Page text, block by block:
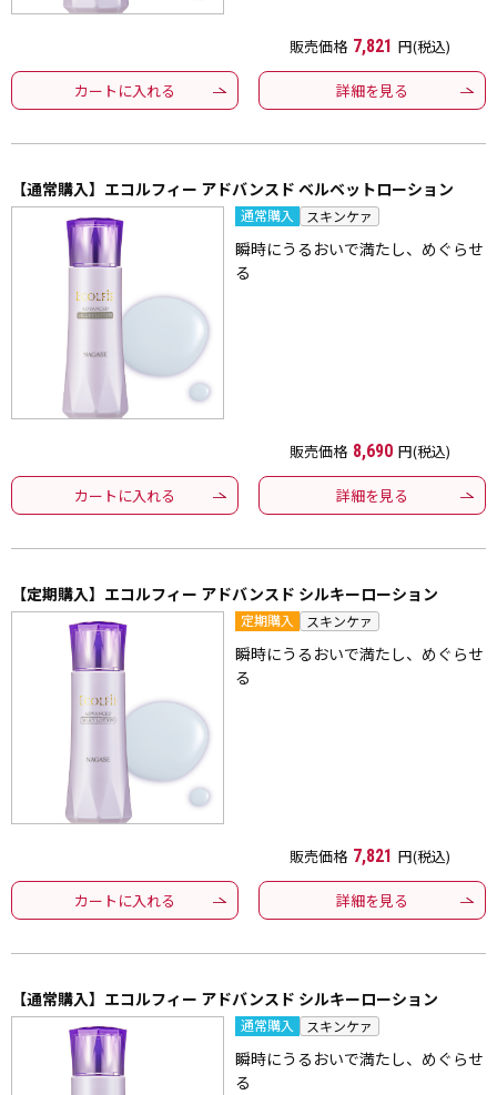
販売価格 7,821 円(税込)
カートに入れる 詳細を見る
【通常購入】エコルフィー アドバンスド ベルベットローション
通常購入 スキンケァ
瞬時にうるおいで満たし、めぐらせ
る
販売価格 8,690 円(税込)
カートに入れる 詳細を見る
【定期購入】エコルフィー アドバンスド シルキーローション
定期購入 スキンケァ
瞬時にうるおいで満たし、めぐらせ
る
販売価格 7,821 円(税込)
カートに入れる 詳細を見る
【通常購入】エコルフィー アドバンスド シルキーローション
通常購入 スキンケァ
瞬時にうるおいで満たし、めぐらせ
る